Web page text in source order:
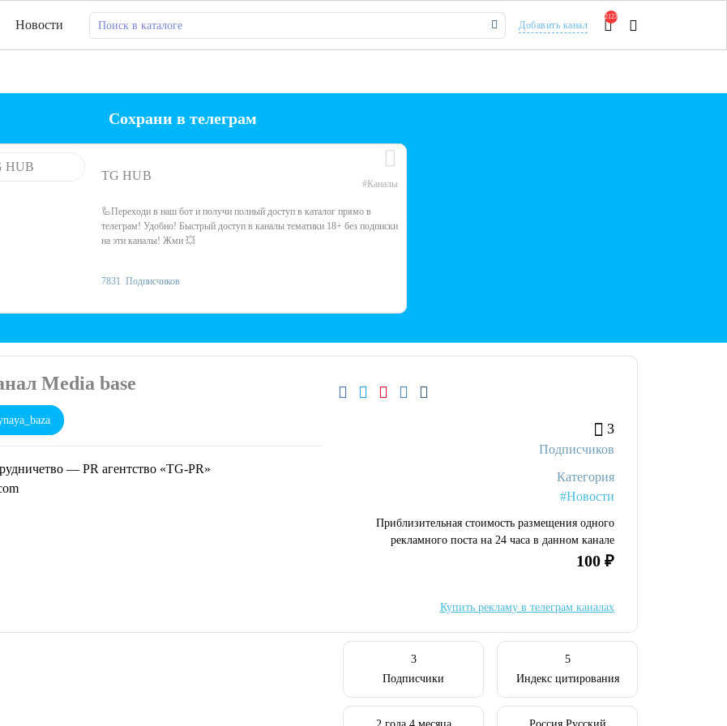
Новости Добавить канал
2123
Сохрани в телеграм
TG HUB
#Каналы
🦾Переходи в наш бот и получи полный доступ в каталог прямо в
телеграм! Удобно! Быстрый доступ в каналы тематики 18+ без подписки
на эти каналы! Жми 💥
7831 Подписчиков
Media base
— PR агентство «TG-PR»
3
Подписчиков
Категория
#Новости
Приблизительная стоимость размещения одного
рекламного поста на 24 часа в данном канале
100 ₽
Купить рекламу в телеграм каналах
3
Подписчики
5
Индекс цитирования